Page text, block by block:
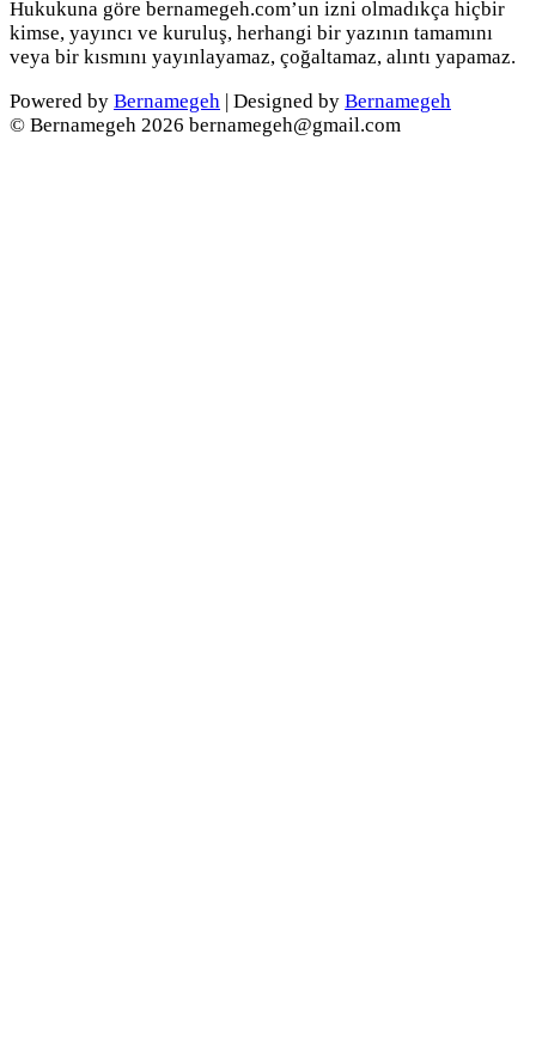
Hukukuna göre bernamegeh.com’un izni olmadıkça hiçbir
kimse, yayıncı ve kuruluş, herhangi bir yazının tamamını
veya bir kısmını yayınlayamaz, çoğaltamaz, alıntı yapamaz.
Powered by Bernamegeh | Designed by Bernamegeh
© Bernamegeh 2026 bernamegeh@gmail.com